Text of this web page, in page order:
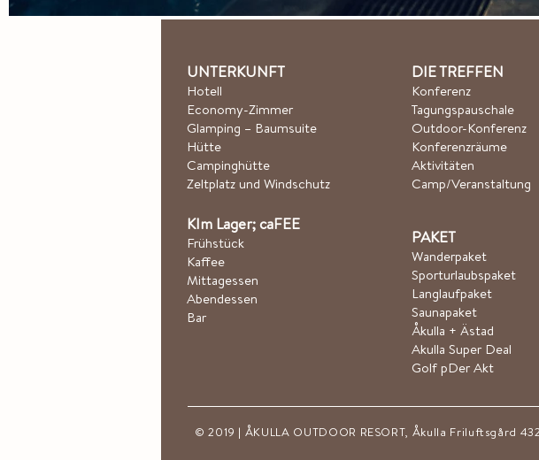
UNTERKUNFT
Hotell
Economy-Zimmer
Glamping – Baumsuite
Hütte
Campinghütte
Zeltplatz und Windschutz
KIm Lager; caFEE
Frühstück
Kaffee
Mittagessen
Abendessen
Bar
DIE TREFFEN
Konferenz
Tagungspauschale
Outdoor-Konferenz
Konferenzräume
Aktivitäten
Camp/Veranstaltung
PAKET
Wanderpaket
Sporturlaubspaket
Langlaufpaket
Saunapaket
Åkulla + Ästad
Akulla Super Deal
Golf pDer Akt
© 2019 | ÅKULLA OUTDOOR RESORT, Åkulla Friluftsgård